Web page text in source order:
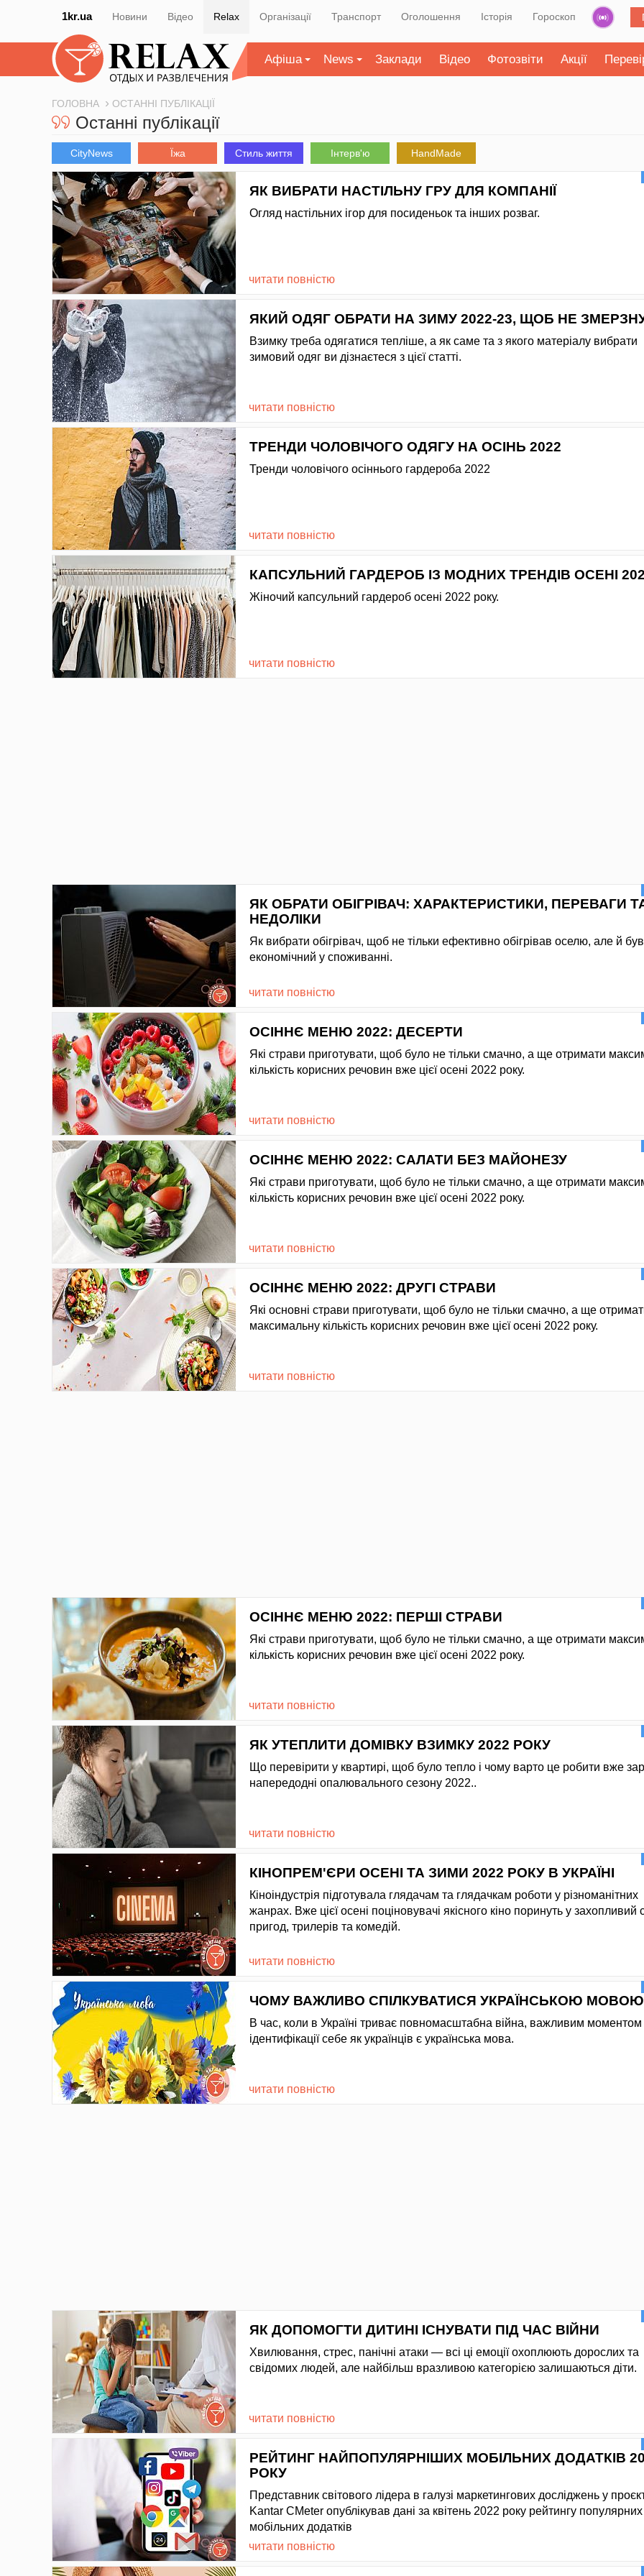
1kr.ua Новини Відео Relax Організації Транспорт Оголошення Історія Гороскоп
Афіша News Заклади Відео Фотозвіти Акції
ГОЛОВНА ОСТАННІ ПУБЛІКАЦІЇ
Останні публікації
CityNews Їжа Стиль життя Інтерв'ю HandMade
ЯК ВИБРАТИ НАСТІЛЬНУ ГРУ ДЛЯ КОМПАНІЇ
Огляд настільних ігор для посиденьок та інших розваг.
читати повністю
ЯКИЙ ОДЯГ ОБРАТИ НА ЗИМУ 2022-23, ЩОБ НЕ
Взимку треба одягатися тепліше, а як саме та з якого матеріалу вибрати
зимовий одяг ви дізнаєтеся з цієї статті.
читати повністю
ТРЕНДИ ЧОЛОВІЧОГО ОДЯГУ НА ОСІНЬ 2022
Тренди чоловічого осіннього гардероба 2022
читати повністю
КАПСУЛЬНИЙ ГАРДЕРОБ ІЗ МОДНИХ ТРЕНДІВ ОСЕНІ
Жіночий капсульний гардероб осені 2022 року.
читати повністю
ЯК ОБРАТИ ОБІГРІВАЧ: ХАРАКТЕРИСТИКИ, ПЕРЕВАГИ
НЕДОЛІКИ
Як вибрати обігрівач, щоб не тільки ефективно обігрівав оселю, але й був
економічний у споживанні.
читати повністю
ОСІННЄ МЕНЮ 2022: ДЕСЕРТИ
Які страви приготувати, щоб було не тільки смачно, а ще отримати
кількість корисних речовин вже цієї осені 2022 року.
читати повністю
ОСІННЄ МЕНЮ 2022: САЛАТИ БЕЗ МАЙОНЕЗУ
Які страви приготувати, щоб було не тільки смачно, а ще отримати
кількість корисних речовин вже цієї осені 2022 року.
читати повністю
ОСІННЄ МЕНЮ 2022: ДРУГІ СТРАВИ
Які основні страви приготувати, щоб було не тільки смачно, а ще
максимальну кількість корисних речовин вже цієї осені 2022 року.
читати повністю
ОСІННЄ МЕНЮ 2022: ПЕРШІ СТРАВИ
Які страви приготувати, щоб було не тільки смачно, а ще отримати
кількість корисних речовин вже цієї осені 2022 року.
читати повністю
ЯК УТЕПЛИТИ ДОМІВКУ ВЗИМКУ 2022 РОКУ
Що перевірити у квартирі, щоб було тепло і чому варто це робити вже
напередодні опалювального сезону 2022..
читати повністю
КІНОПРЕМ'ЄРИ ОСЕНІ ТА ЗИМИ 2022 РОКУ В УКРАЇНІ
Кіноіндустрія підготувала глядачам та глядачкам роботи у різноманітних
жанрах. Вже цієї осені поціновувачі якісного кіно поринуть у захопливий
пригод, трилерів та комедій.
читати повністю
ЧОМУ ВАЖЛИВО СПІЛКУВАТИСЯ УКРАЇНСЬКОЮ МОВОЮ
В час, коли в Україні триває повномасштабна війна, важливим моментом
ідентифікації себе як українців є українська мова.
читати повністю
ЯК ДОПОМОГТИ ДИТИНІ ІСНУВАТИ ПІД ЧАС ВІЙНИ
Хвилювання, стрес, панічні атаки — всі ці емоції охоплюють дорослих та
свідомих людей, але найбільш вразливою категорією залишаються діти.
читати повністю
РЕЙТИНГ НАЙПОПУЛЯРНІШИХ МОБІЛЬНИХ ДОДАТКІВ
РОКУ
Представник світового лідера в галузі маркетингових досліджень у
Kantar CMeter опублікував дані за квітень 2022 року рейтингу популярних
мобільних додатків
читати повністю